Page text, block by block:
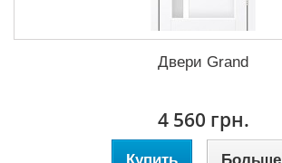
Двери Grand
4 560 грн.